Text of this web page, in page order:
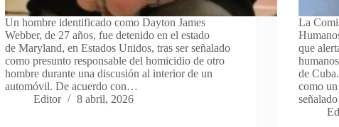
Un hombre identificado como Dayton James
Webber, de 27 años, fue detenido en el estado
de Maryland, en Estados Unidos, tras ser señalado
como presunto responsable del homicidio de otro
hombre durante una discusión al interior de un
automóvil. De acuerdo con…
Editor
8 abril, 2026
La
que
de
como